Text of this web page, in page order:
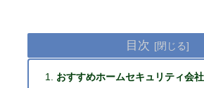
目次
おすすめホームセキュリティ会社